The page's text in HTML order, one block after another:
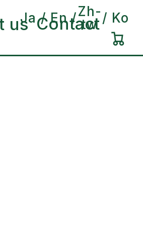
Ja En
Zh-
tw
Ko
us Contact
カ
ー
ト